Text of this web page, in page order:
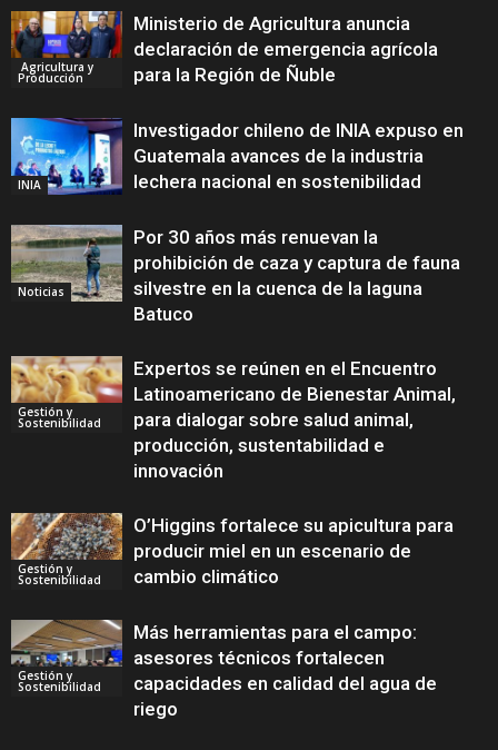
Agricultura y
Producción
Ministerio de Agricultura anuncia
declaración de emergencia agrícola
para la Región de Ñuble
INIA
Investigador chileno de INIA expuso en
Guatemala avances de la industria
lechera nacional en sostenibilidad
Noticias
Por 30 años más renuevan la
prohibición de caza y captura de fauna
silvestre en la cuenca de la laguna
Batuco
Gestión y
Sostenibilidad
Expertos se reúnen en el Encuentro
Latinoamericano de Bienestar Animal,
para dialogar sobre salud animal,
producción, sustentabilidad e
innovación
Gestión y
Sostenibilidad
O’Higgins fortalece su apicultura para
producir miel en un escenario de
cambio climático
Gestión y
Sostenibilidad
Más herramientas para el campo:
asesores técnicos fortalecen
capacidades en calidad del agua de
riego